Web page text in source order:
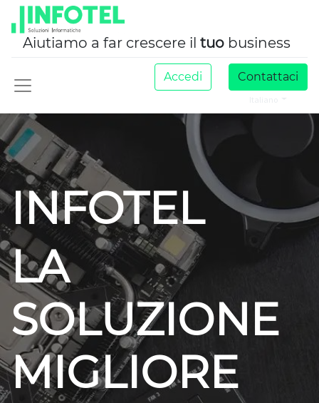
Aiutiamo a far crescere il tuo business
Accedi Contattaci
INFOTEL
LA
SOLUZIONE
MIGLIORE